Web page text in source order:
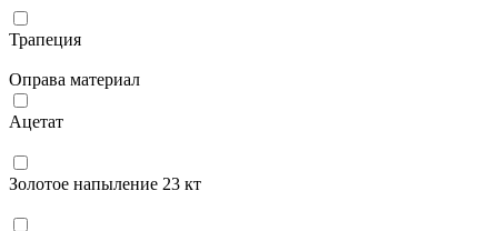
Трапеция
Оправа материал
Ацетат
Золотое напыление 23 кт